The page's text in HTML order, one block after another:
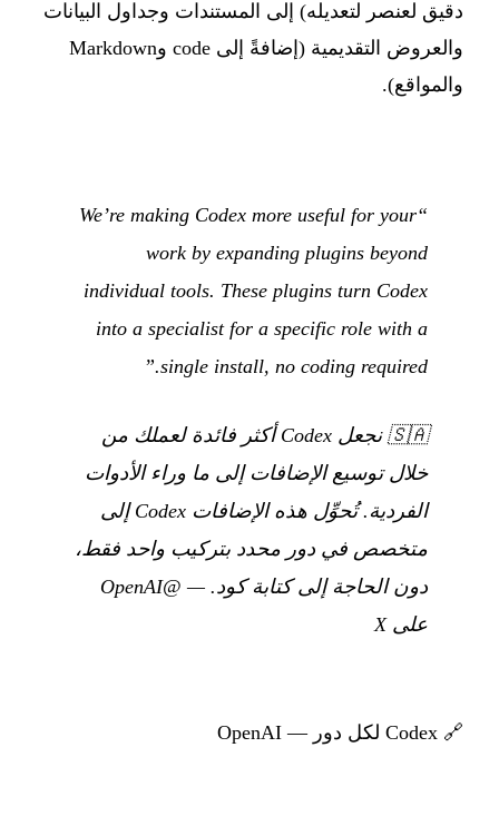
دقيق لعنصر لتعديله) إلى المستندات وجداول البيانات
والعروض التقديمية (إضافةً إلى code وMarkdown
والمواقع).
“We’re making Codex more useful for your
work by expanding plugins beyond
individual tools. These plugins turn Codex
into a specialist for a specific role with a
single install, no coding required.”
🇸🇦
نجعل Codex أكثر فائدة لعملك من
خلال توسيع الإضافات إلى ما وراء الأدوات
الفردية. تُحوِّل هذه الإضافات Codex إلى
متخصص في دور محدد بتركيب واحد فقط،
دون الحاجة إلى كتابة كود. —
@OpenAI
على X
🔗 Codex لكل دور — OpenAI